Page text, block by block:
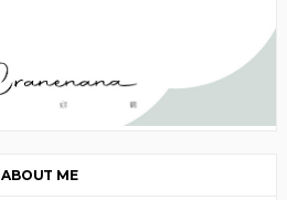
ABOUT ME